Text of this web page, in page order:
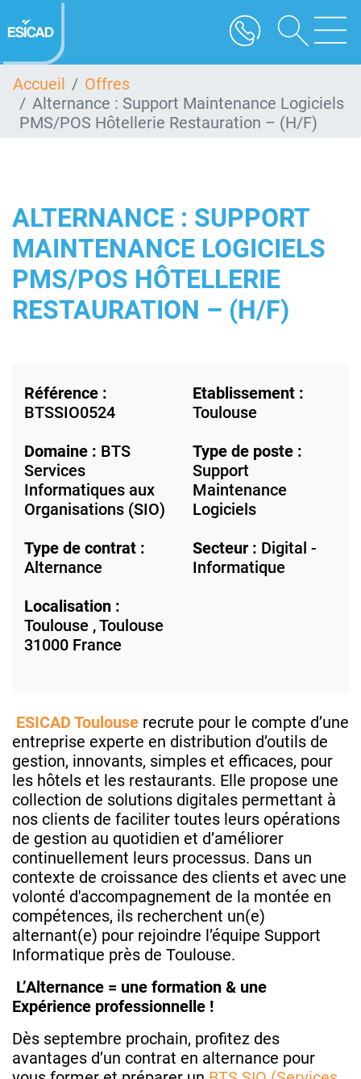
au
contenu
Accueil
Offres
Alternance : Support Maintenance Logiciels
PMS/POS Hôtellerie Restauration – (H/F)
ALTERNANCE : SUPPORT
MAINTENANCE LOGICIELS
PMS/POS HÔTELLERIE
RESTAURATION – (H/F)
Référence :
BTSSIO0524
Etablissement :
Toulouse
Domaine : BTS
Services
Informatiques aux
Organisations (SIO)
Type de poste :
Support
Maintenance
Logiciels
Type de contrat :
Alternance
Secteur : Digital -
Informatique
Localisation :
Toulouse ,Toulouse
31000 France
ESICAD Toulouse recrute pour le compte d’une
entreprise experte en distribution d’outils de
gestion, innovants, simples et efficaces, pour
les hôtels et les restaurants. Elle propose une
collection de solutions digitales permettant à
nos clients de faciliter toutes leurs opérations
de gestion au quotidien et d’améliorer
continuellement leurs processus. Dans un
contexte de croissance des clients et avec une
volonté d'accompagnement de la montée en
compétences, ils recherchent un(e)
alternant(e) pour rejoindre l’équipe Support
Informatique près de Toulouse.
L’Alternance = une formation & une
Expérience professionnelle !
Dès septembre prochain, profitez des
avantages d’un contrat en alternance pour